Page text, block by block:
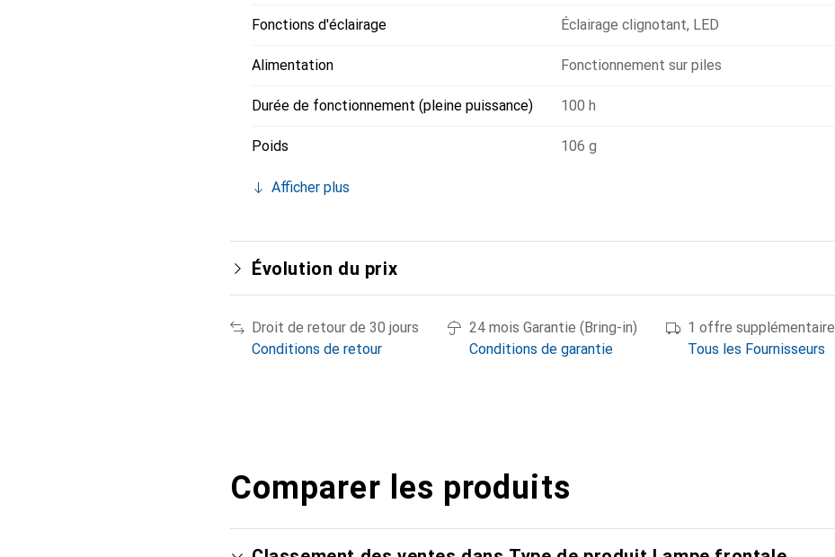
Fonctions d'éclairage Éclairage clignotant, LED
Alimentation Fonctionnement sur piles
Durée de fonctionnement (pleine puissance) 100 h
Poids 106 g
Afficher plus
Évolution du prix
Droit de retour de 30 jours
Conditions de retour
24 mois Garantie (Bring-in)
Conditions de garantie
1 offre supplémentaire
Tous les Fournisseurs
Comparer les produits